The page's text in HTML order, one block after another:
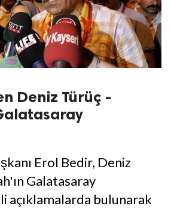
Deniz Türüç -
Erol Bedir, Deniz
Galatasaray
açıklamalarda bulunarak